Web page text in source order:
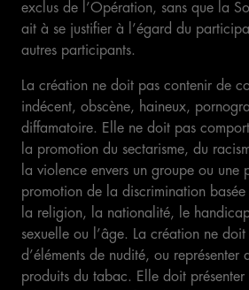
exclus de l’Opération, sans que la
ait à se justifier à l’égard du
autres participants.
La création ne doit pas contenir de
indécent, obscène, haineux,
diffamatoire. Elle ne doit pas
la promotion du sectarisme, du
la violence envers un groupe ou une
promotion de la discrimination
la religion, la nationalité, le
sexuelle ou l’âge. La création ne
d’éléments de nudité, ou représenter
produits du tabac. Elle doit présenter